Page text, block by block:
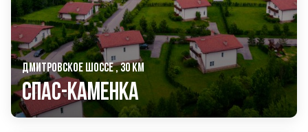
ДМИТРОВСКОЕ ШОССЕ , 30 КМ
Спас-Каменка